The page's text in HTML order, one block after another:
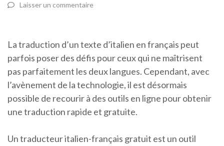
Laisser un commentaire
La traduction d’un texte d’italien en français peut
parfois poser des défis pour ceux qui ne maîtrisent
pas parfaitement les deux langues. Cependant, avec
l’avènement de la technologie, il est désormais
possible de recourir à des outils en ligne pour obtenir
une traduction rapide et gratuite.
Un traducteur italien-français gratuit est un outil